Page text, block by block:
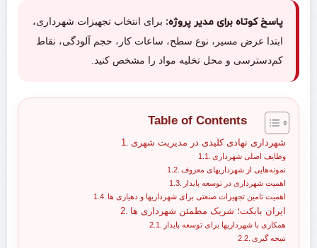
پاسخ کوتاه برای مدیر پروژه: برای انتخاب تجهیزات شهرداری،
ابتدا عرض مسیر، نوع سطح، ساعات کار، حجم آلودگی، نقاط
کم‌دسترسی و محل تخلیه مواد را مشخص کنید.
Table of Contents
شهرداری نهادی کلیدی در مدیریت شهری
وظایف اصلی شهرداری
نمونه‌هایی از شهرداریهای معروف
اهمیت شهرداری در توسعه پایدار
اهمیت تامین تجهیزات صنعتی برای شهرداریها و دهیاری‌ ها
ایران بابکت؛ شریک مطمئن شهرداری‌ ها
همکاری با شهرداریها برای توسعه پایدار
نتیجه‌ گیری